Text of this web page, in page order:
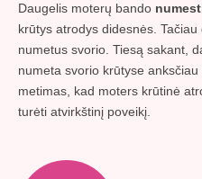
Daugelis moterų bando
krūtys atrodys didesnės.
numetus svorio. Tiesą sakant,
numeta svorio krūtyse
metimas, kad moters krūtinė
turėti atvirkštinį poveikį.